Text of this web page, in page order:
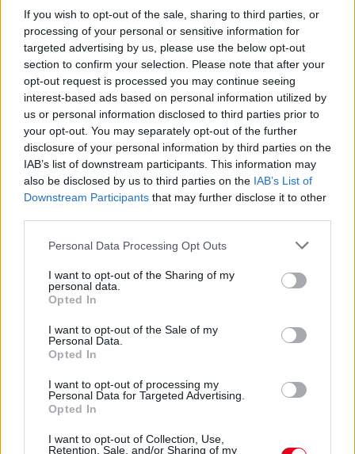
If you wish to opt-out of the sale, sharing to third parties, or
processing of your personal or sensitive information for
targeted advertising by us, please use the below opt-out
section to confirm your selection. Please note that after your
opt-out request is processed you may continue seeing
interest-based ads based on personal information utilized by
us or personal information disclosed to third parties prior to
your opt-out. You may separately opt-out of the further
disclosure of your personal information by third parties on the
IAB’s list of downstream participants. This information may
also be disclosed by us to third parties on the IAB’s List of
Downstream Participants that may further disclose it to other
Please note that this website/app uses one or more Google
not limited to your visit or usage behaviour. You may click to
grant or deny consent to Google and its third-party tags to
use your data for below specified purposes in below Google
consent section.
Personal Data Processing Opt Outs
I want to opt-out of the Sharing of my
personal data.
Opted In
I want to opt-out of the Sale of my
Personal Data.
Opted In
I want to opt-out of processing my
Personal Data for Targeted Advertising.
Opted In
I want to opt-out of Collection, Use,
Retention, Sale, and/or Sharing of my
Marko szerint a szurkolók nem tudják, mi történik
valójában